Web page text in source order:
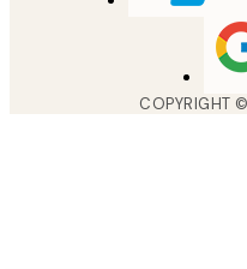
COPYRIGHT